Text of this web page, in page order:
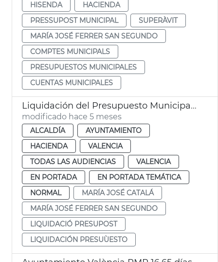
HISENDA
HACIENDA
PRESSUPOST MUNICIPAL
SUPERÀVIT
MARÍA JOSÉ FERRER SAN SEGUNDO
COMPTES MUNICIPALS
PRESUPUESTOS MUNICIPALES
CUENTAS MUNICIPALES
Liquidación del Presupuesto Municipal 2025 València
modificado hace 5 meses
ALCALDÍA
AYUNTAMIENTO
HACIENDA
VALENCIA
TODAS LAS AUDIENCIAS
VALENCIA
EN PORTADA
EN PORTADA TEMÁTICA
NORMAL
MARÍA JOSÉ CATALÁ
MARÍA JOSÉ FERRER SAN SEGUNDO
LIQUIDACIÓ PRESUPOST
LIQUIDACIÓN PRESUÙESTO